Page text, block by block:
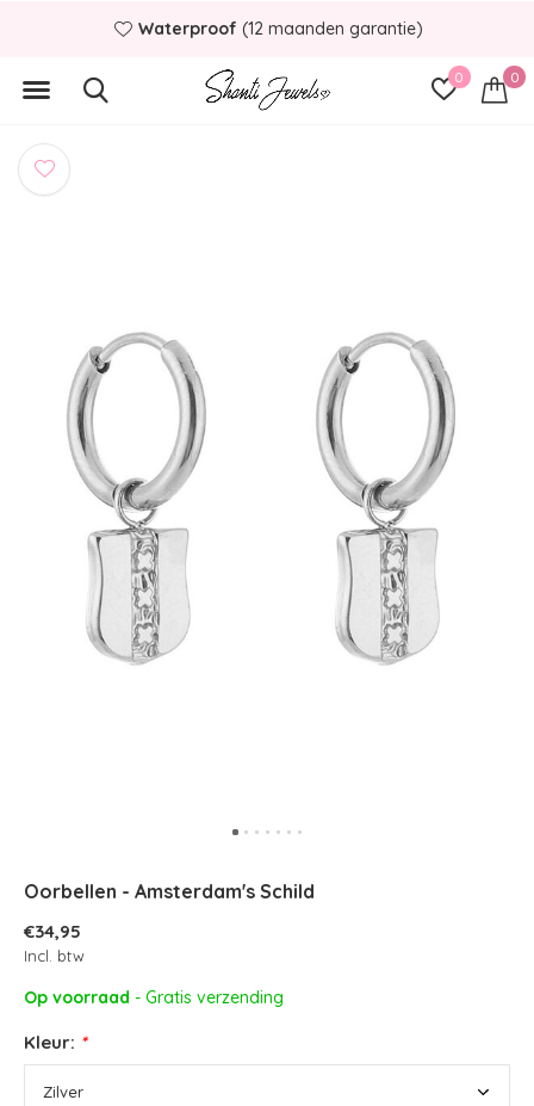
0 0
Waterproof (12 maanden garantie)
Oorbellen - Amsterdam's Schild
€34,95
Incl. btw
Op voorraad - Gratis verzending
Kleur: *